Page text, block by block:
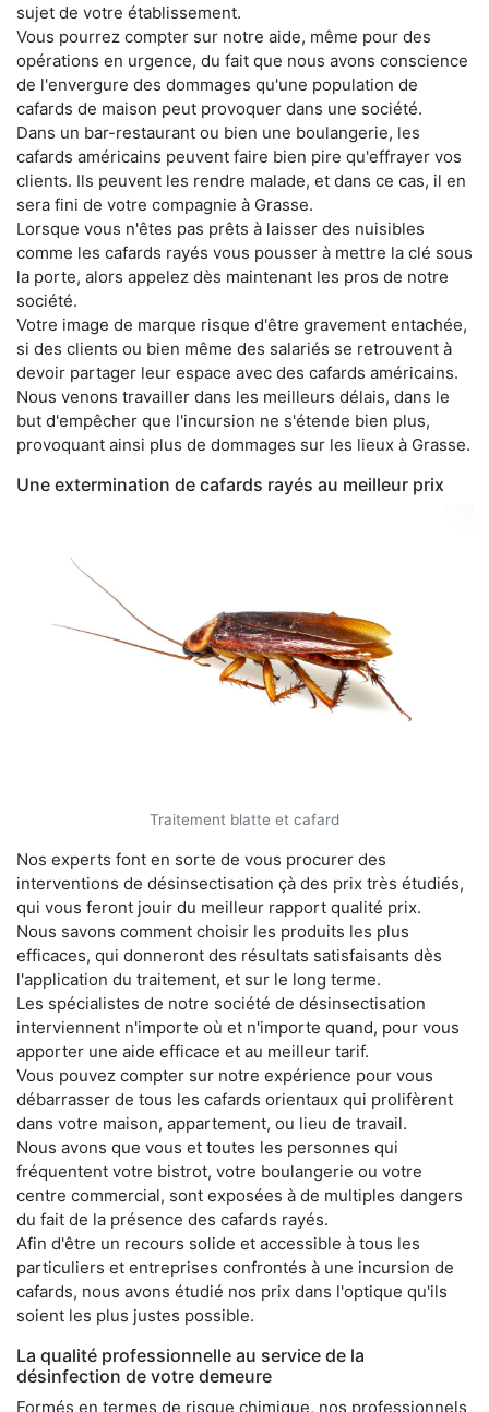
sujet de votre établissement.
Vous pourrez compter sur notre aide, même pour des
opérations en urgence, du fait que nous avons conscience
de l'envergure des dommages qu'une population de
cafards de maison peut provoquer dans une société.
Dans un bar-restaurant ou bien une boulangerie, les
cafards américains peuvent faire bien pire qu'effrayer vos
clients. Ils peuvent les rendre malade, et dans ce cas, il en
sera fini de votre compagnie à Grasse.
Lorsque vous n'êtes pas prêts à laisser des nuisibles
comme les cafards rayés vous pousser à mettre la clé sous
la porte, alors appelez dès maintenant les pros de notre
société.
Votre image de marque risque d'être gravement entachée,
si des clients ou bien même des salariés se retrouvent à
devoir partager leur espace avec des cafards américains.
Nous venons travailler dans les meilleurs délais, dans le
but d'empêcher que l'incursion ne s'étende bien plus,
provoquant ainsi plus de dommages sur les lieux à Grasse.
Une extermination de cafards rayés au meilleur prix
Traitement blatte et cafard
Nos experts font en sorte de vous procurer des
interventions de désinsectisation çà des prix très étudiés,
qui vous feront jouir du meilleur rapport qualité prix.
Nous savons comment choisir les produits les plus
efficaces, qui donneront des résultats satisfaisants dès
l'application du traitement, et sur le long terme.
Les spécialistes de notre société de désinsectisation
interviennent n'importe où et n'importe quand, pour vous
apporter une aide efficace et au meilleur tarif.
Vous pouvez compter sur notre expérience pour vous
débarrasser de tous les cafards orientaux qui prolifèrent
dans votre maison, appartement, ou lieu de travail.
Nous avons que vous et toutes les personnes qui
fréquentent votre bistrot, votre boulangerie ou votre
centre commercial, sont exposées à de multiples dangers
du fait de la présence des cafards rayés.
Afin d'être un recours solide et accessible à tous les
particuliers et entreprises confrontés à une incursion de
cafards, nous avons étudié nos prix dans l'optique qu'ils
soient les plus justes possible.
La qualité professionnelle au service de la
désinfection de votre demeure
Formés en termes de risque chimique, nos professionnels